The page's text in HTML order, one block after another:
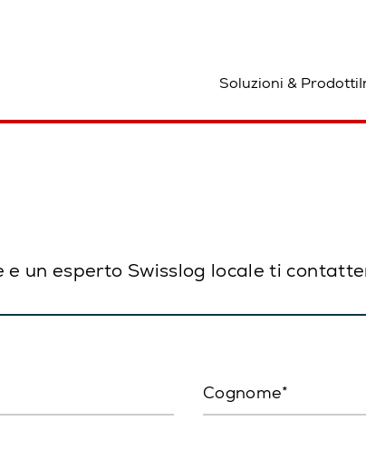
Soluzioni & Prodotti
e un esperto Swisslog locale ti
Cognome